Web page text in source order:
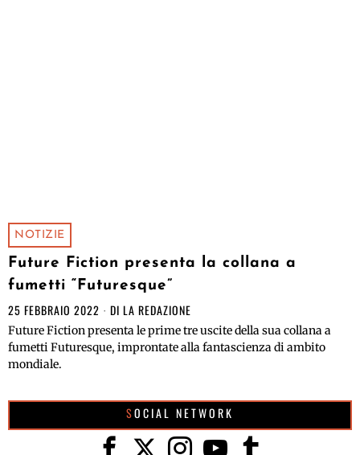
NOTIZIE
Future Fiction presenta la collana a
fumetti “Futuresque”
25 FEBBRAIO 2022 DI LA REDAZIONE
Future Fiction presenta le prime tre uscite della sua collana a
fumetti Futuresque, improntate alla fantascienza di ambito
mondiale.
SOCIAL NETWORK